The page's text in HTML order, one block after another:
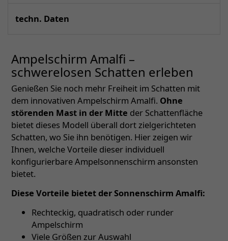
techn. Daten
Ampelschirm Amalfi –
schwerelosen Schatten erleben
Genießen Sie noch mehr Freiheit im Schatten mit
dem innovativen Ampelschirm Amalfi. Ohne
störenden Mast in der Mitte der Schattenfläche
bietet dieses Modell überall dort zielgerichteten
Schatten, wo Sie ihn benötigen. Hier zeigen wir
Ihnen, welche Vorteile dieser individuell
konfigurierbare Ampelsonnenschirm ansonsten
bietet.
Diese Vorteile bietet der Sonnenschirm Amalfi:
Rechteckig, quadratisch oder runder
Ampelschirm
Viele Größen zur Auswahl